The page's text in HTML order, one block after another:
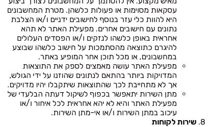
עסקאות מסוימות או פעולות כלשהן. מטרת המחשבונים
היא להוות כלי עזר בנוסף לחישובים ידניים ו/או הצלבת
נתונים עם חישובים אחרים. מפעילת האתר לא תהא
אחראית באופן כלשהו לנזקים ו/או הפסדים העלולים
להיגרם כתוצאה מהסתמכות על חישוב כלשהו שבוצע
במחשבונים, או מכל תוכן אחר המופיע באתר.
מפעילת האתר עושה מאמצים לספק את התוצאות
המדויקות ביותר בהתאם לנתונים שהוזנו על ידי הגולש,
אך לא מתחייבת לכך שהתוצאות שיתקבלו יהיו מדויקים.
מתן השירות יתאפשר בכפוף לשיקול דעתה הבלעדי של
מפעילת האתר והיא לא יהא אחראית לכל איחור ו/או
עיכוב במתן השירות ו/או אי-מתן השירות.
שירות לקוחות